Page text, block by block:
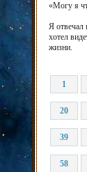
«Могу я
Я отвечал
хотел
жизни.
1
20
39
58